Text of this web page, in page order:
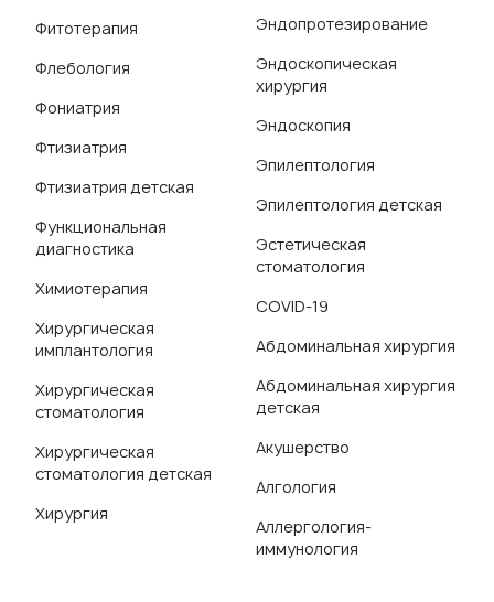
Фитотерапия
Флебология
Фониатрия
Фтизиатрия
Фтизиатрия детская
Функциональная
диагностика
Химиотерапия
Хирургическая
имплантология
Хирургическая
стоматология
Хирургическая
стоматология детская
Хирургия
Эндопротезирование
Эндоскопическая
хирургия
Эндоскопия
Эпилептология
Эпилептология детская
Эстетическая
стоматология
COVID-19
Абдоминальная хирургия
Абдоминальная хирургия
детская
Акушерство
Алгология
Аллергология-
иммунология